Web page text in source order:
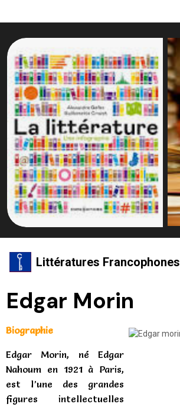
Littératures Francophones
Edgar Morin
Biographie
Edgar Morin, né Edgar
Nahoum en 1921 à Paris,
est l’une des grandes
figures intellectuelles